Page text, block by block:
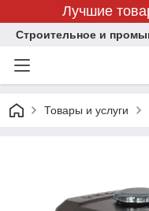
Лучшие
Строительное и
Товары и услуги